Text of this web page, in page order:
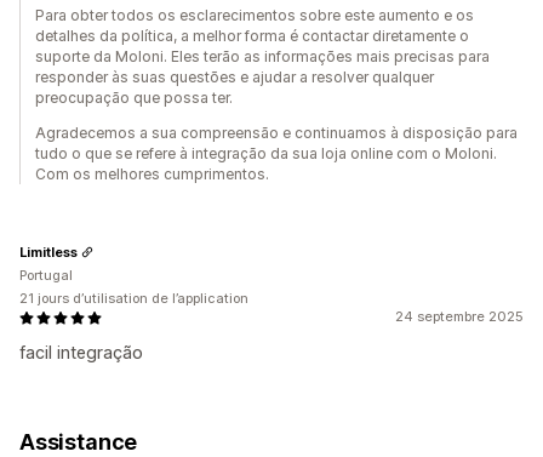
Para obter todos os esclarecimentos sobre este aumento e os
detalhes da política, a melhor forma é contactar diretamente o
suporte da Moloni. Eles terão as informações mais precisas para
responder às suas questões e ajudar a resolver qualquer
preocupação que possa ter.
Agradecemos a sua compreensão e continuamos à disposição para
tudo o que se refere à integração da sua loja online com o Moloni.
Com os melhores cumprimentos.
24 septembre 2025
facil integração
Limitless
Portugal
21 jours d’utilisation de l’application
Assistance